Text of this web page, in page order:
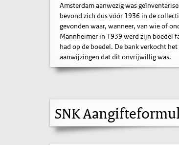
Amsterdam aanwezig was
bevond zich dus vóór 1936 in de
gevonden waar, wanneer, van wie of
Mannheimer in 1939 werd zijn boedel
had op de boedel. De bank verkocht
aanwijzingen dat dit onvrijwillig was.
SNK